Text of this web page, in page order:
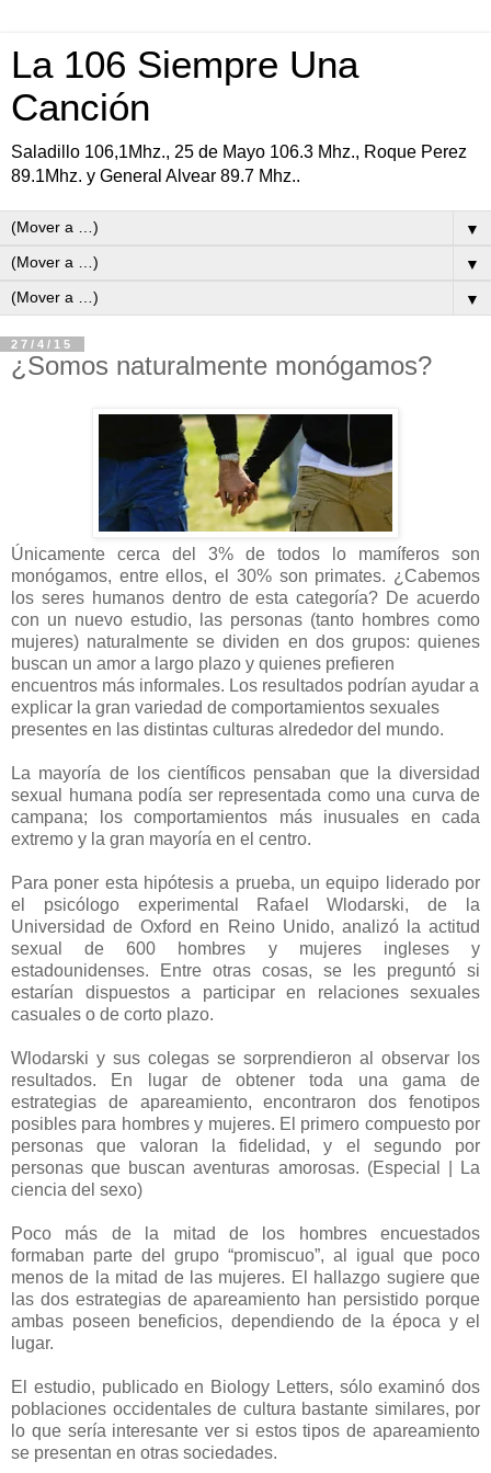
La 106 Siempre Una
Canción
Saladillo 106,1Mhz., 25 de Mayo 106.3 Mhz., Roque Perez
89.1Mhz. y General Alvear 89.7 Mhz..
▼
▼
▼
27/4/15
¿Somos naturalmente monógamos?
Únicamente cerca del 3% de todos lo mamíferos son
monógamos, entre ellos, el 30% son primates. ¿Cabemos
los seres humanos dentro de esta categoría? De acuerdo
con un nuevo estudio, las personas (tanto hombres como
mujeres) naturalmente se dividen en dos grupos: quienes
buscan un amor a largo plazo y quienes prefieren
encuentros más informales. Los resultados podrían ayudar a
explicar la gran variedad de comportamientos sexuales
presentes en las distintas culturas alrededor del mundo.
La mayoría de los científicos pensaban que la diversidad
sexual humana podía ser representada como una curva de
campana; los comportamientos más inusuales en cada
extremo y la gran mayoría en el centro.
Para poner esta hipótesis a prueba, un equipo liderado por
el psicólogo experimental Rafael Wlodarski, de la
Universidad de Oxford en Reino Unido, analizó la actitud
sexual de 600 hombres y mujeres ingleses y
estadounidenses. Entre otras cosas, se les preguntó si
estarían dispuestos a participar en relaciones sexuales
casuales o de corto plazo.
Wlodarski y sus colegas se sorprendieron al observar los
resultados. En lugar de obtener toda una gama de
estrategias de apareamiento, encontraron dos fenotipos
posibles para hombres y mujeres. El primero compuesto por
personas que valoran la fidelidad, y el segundo por
personas que buscan aventuras amorosas. (Especial | La
ciencia del sexo)
Poco más de la mitad de los hombres encuestados
formaban parte del grupo “promiscuo”, al igual que poco
menos de la mitad de las mujeres. El hallazgo sugiere que
las dos estrategias de apareamiento han persistido porque
ambas poseen beneficios, dependiendo de la época y el
lugar.
El estudio, publicado en Biology Letters, sólo examinó dos
poblaciones occidentales de cultura bastante similares, por
lo que sería interesante ver si estos tipos de apareamiento
se presentan en otras sociedades.